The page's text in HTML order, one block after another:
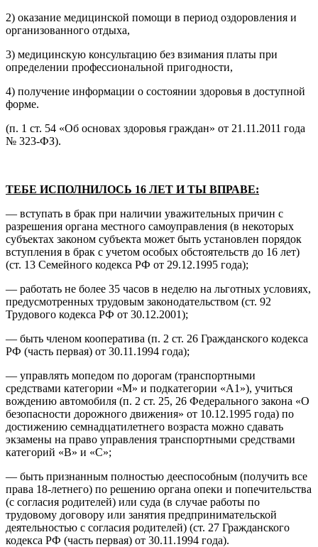
2) оказание медицинской помощи в период оздоровления и
организованного отдыха,
3) медицинскую консультацию без взимания платы при
определении профессиональной пригодности,
4) получение информации о состоянии здоровья в доступной
форме.
(п. 1 ст. 54 «Об основах здоровья граждан» от 21.11.2011 года
№ 323-ФЗ).
ТЕБЕ ИСПОЛНИЛОСЬ 16 ЛЕТ И ТЫ ВПРАВЕ:
— вступать в брак при наличии уважительных причин с
разрешения органа местного самоуправления (в некоторых
субъектах законом субъекта может быть установлен порядок
вступления в брак с учетом особых обстоятельств до 16 лет)
(ст. 13 Семейного кодекса РФ от 29.12.1995 года);
— работать не более 35 часов в неделю на льготных условиях,
предусмотренных трудовым законодательством (ст. 92
Трудового кодекса РФ от 30.12.2001);
— быть членом кооператива (п. 2 ст. 26 Гражданского кодекса
РФ (часть первая) от 30.11.1994 года);
— управлять мопедом по дорогам (транспортными
средствами категории «M» и подкатегории «A1»), учиться
вождению автомобиля (п. 2 ст. 25, 26 Федерального закона «О
безопасности дорожного движения» от 10.12.1995 года) по
достижению семнадцатилетнего возраста можно сдавать
экзамены на право управления транспортными средствами
категорий «B» и «C»;
— быть признанным полностью дееспособным (получить все
права 18-летнего) по решению органа опеки и попечительства
(с согласия родителей) или суда (в случае работы по
трудовому договору или занятия предпринимательской
деятельностью с согласия родителей) (ст. 27 Гражданского
кодекса РФ (часть первая) от 30.11.1994 года).